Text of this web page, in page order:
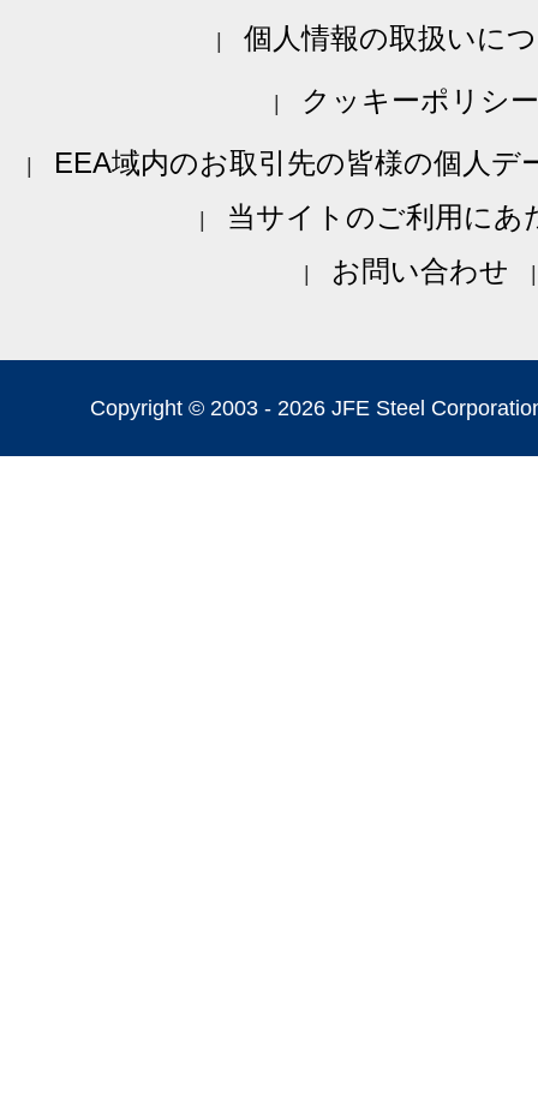
個人情報の取扱いに
クッキーポリシー
EEA域内のお取引先の皆様の個人デ
当サイトのご利用にあ
お問い合わせ
Copyright © 2003 - 2026 JFE Steel